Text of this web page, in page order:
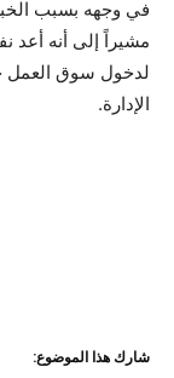
في وجهه بسبب
مشيراً إلى أنه أعد
لدخول سوق العمل
الإدارة.
شارك هذا الموضوع: